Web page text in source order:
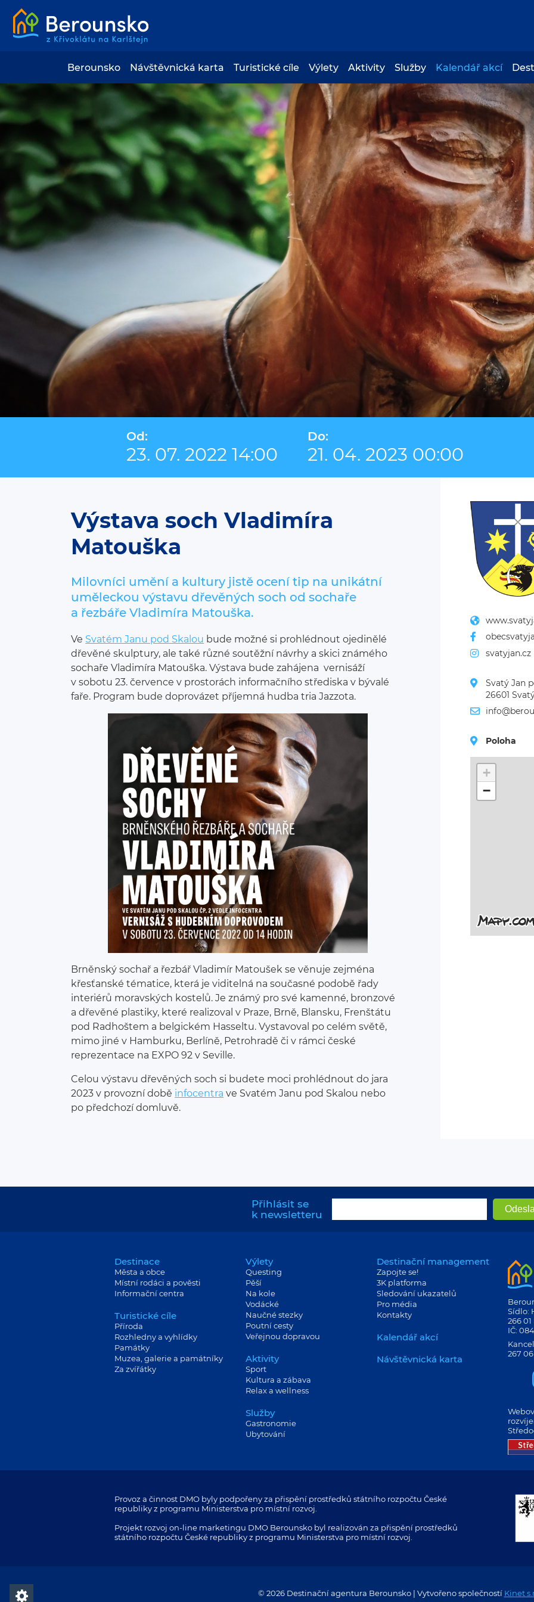
Berounsko Návštěvnická karta Turistické cíle Výlety Aktivity Služby Kalendář akcí
Od:
23. 07. 2022 14:00
Do:
21. 04. 2023 00:00
Výstava soch Vladimíra
Matouška
Milovníci umění a kultury jistě ocení tip na unikátní
uměleckou výstavu dřevěných soch od sochaře
a řezbáře Vladimíra Matouška.
Ve Svatém Janu pod Skalou bude možné si prohlédnout ojedinělé
dřevěné skulptury, ale také různé soutěžní návrhy a skici známého
sochaře Vladimíra Matouška. Výstava bude zahájena vernisáží
v sobotu 23. července v prostorách informačního střediska v bývalé
faře. Program bude doprovázet příjemná hudba tria Jazzota.
Brněnský sochař a řezbář Vladimír Matoušek se věnuje zejména
křesťanské tématice, která je viditelná na současné podobě řady
interiérů moravských kostelů. Je známý pro své kamenné, bronzové
a dřevěné plastiky, které realizoval v Praze, Brně, Blansku, Frenštátu
pod Radhoštem a belgickém Hasseltu. Vystavoval po celém světě,
mimo jiné v Hamburku, Berlíně, Petrohradě či v rámci české
reprezentace na EXPO 92 v Seville.
Celou výstavu dřevěných soch si budete moci prohlédnout do jara
2023 v provozní době infocentra ve Svatém Janu pod Skalou nebo
po předchozí domluvě.
svatyjan.cz
Svatý Jan
26601
Poloha
+
−
Přihlásit se
k newsletteru
Destinace
Města a obce
Místní rodáci a pověsti
Informační centra
Turistické cíle
Příroda
Rozhledny a vyhlídky
Památky
Muzea, galerie a památníky
Za zvířátky
Výlety
Questing
Pěší
Na kole
Vodácké
Naučné stezky
Poutní cesty
Veřejnou dopravou
Aktivity
Sport
Kultura a zábava
Relax a wellness
Služby
Gastronomie
Ubytování
Destinační management
Zapojte se!
3K platforma
Sledování ukazatelů
Pro média
Kontakty
Kalendář akcí
Návštěvnická karta
Sídlo:
266
IČ:
267
Provoz a činnost DMO byly podpořeny za přispění prostředků státního rozpočtu České
republiky z programu Ministerstva pro místní rozvoj.
Projekt rozvoj on-line marketingu DMO Berounsko byl realizován za přispění prostředků
státního rozpočtu České republiky z programu Ministerstva pro místní rozvoj.
© 2026 Destinační agentura Berounsko | Vytvořeno společností Kinet